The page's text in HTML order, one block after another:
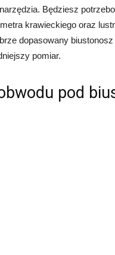
Będziesz
krawieckiego oraz
dopasowany biustonosz
pomiar.
pod